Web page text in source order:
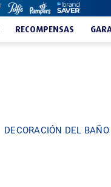
RECOMPENSAS
DECORACIÓN DEL BAÑO